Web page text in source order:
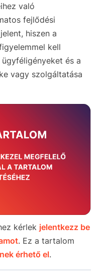
való
fejlődési
hiszen a
kell
és a
vagy szolgáltatása
kérlek jelentkezz be
. Ez a tartalom
érhető el.